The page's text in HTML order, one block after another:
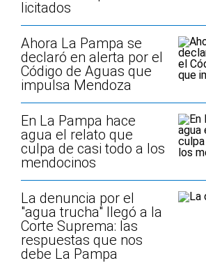
licitados
Ahora La Pampa se
declaró en alerta por el
Código de Aguas que
impulsa Mendoza
En La Pampa hace
agua el relato que
culpa de casi todo a los
mendocinos
La denuncia por el
"agua trucha" llegó a la
Corte Suprema: las
respuestas que nos
debe La Pampa